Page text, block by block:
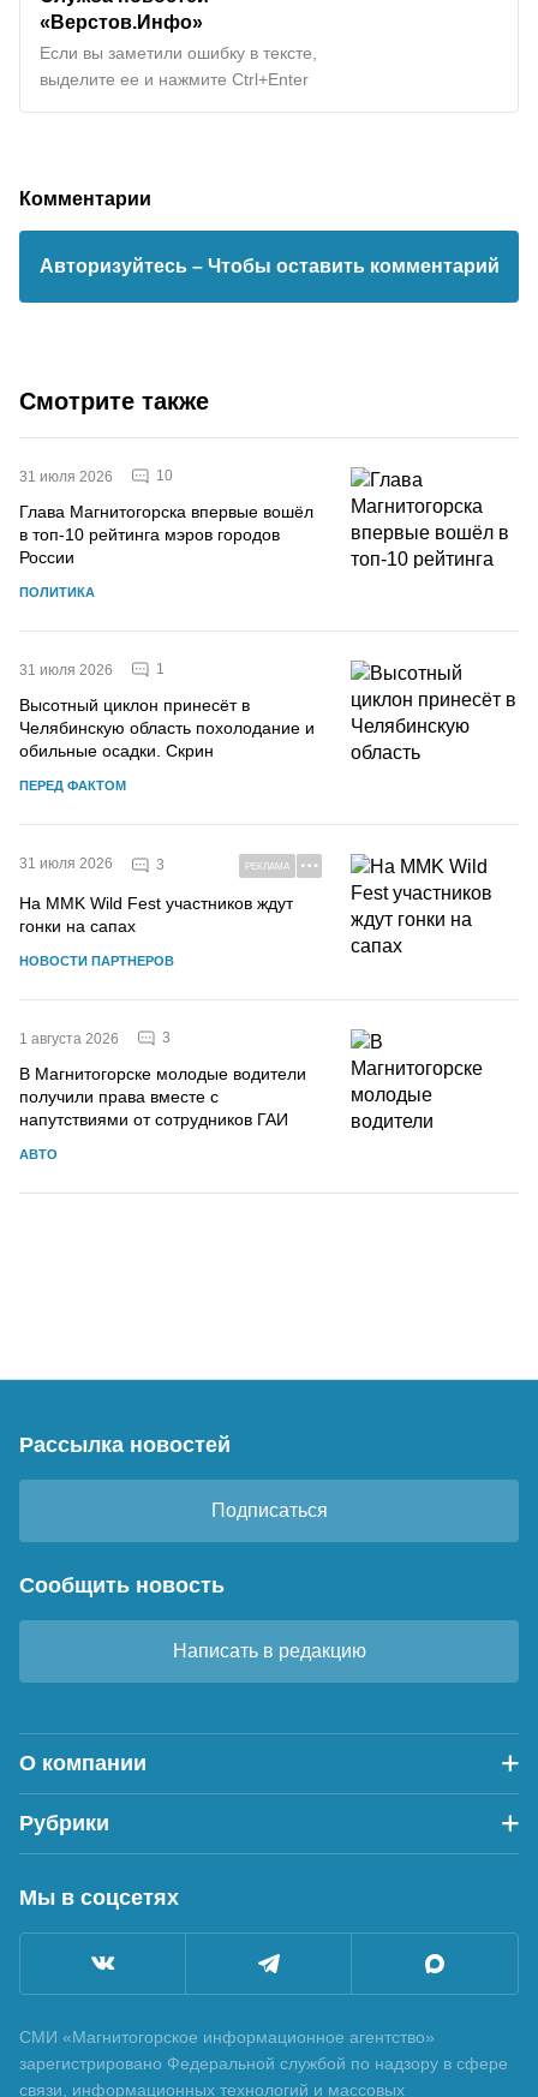
«Верстов.Инфо»
Если вы заметили ошибку в тексте,
выделите ее и нажмите Ctrl+Enter
Комментарии
Авторизуйтесь – Чтобы оставить комментарий
Смотрите также
31 июля 2026 10
Глава Магнитогорска впервые вошёл
в топ-10 рейтинга мэров городов
России
ПОЛИТИКА
31 июля 2026 1
Высотный циклон принесёт в
Челябинскую область похолодание и
обильные осадки. Скрин
ПЕРЕД ФАКТОМ
31 июля 2026 3 РЕКЛАМА
На MMK Wild Fest участников ждут
гонки на сапах
НОВОСТИ ПАРТНЕРОВ
1 августа 2026 3
В Магнитогорске молодые водители
получили права вместе с
напутствиями от сотрудников ГАИ
АВТО
Рассылка новостей
Подписаться
Сообщить новость
Написать в редакцию
О компании
Рубрики
Мы в соцсетях
СМИ «Магнитогорское информационное агентство»
зарегистрировано Федеральной службой по надзору в сфере
связи, информационных технологий и массовых